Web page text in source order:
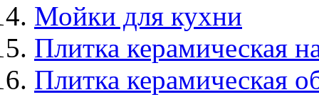
Мойки для кухни
Плитка керамическая
Плитка керамическая